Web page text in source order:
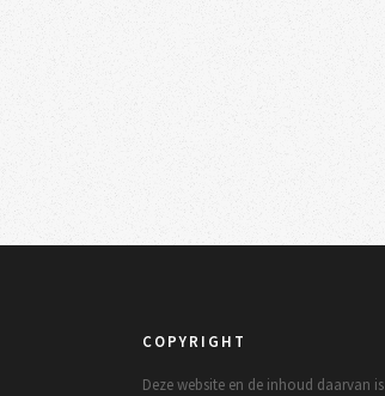
COPYRIGHT
Deze website en de inhoud daarvan is